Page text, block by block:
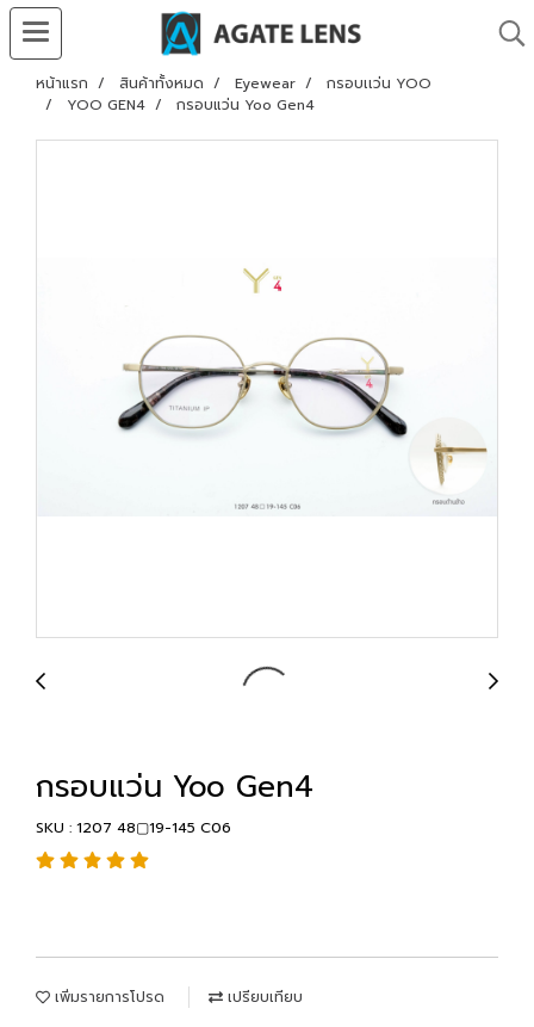
หน้าแรก สินค้าทั้งหมด Eyewear
กรอบเเว่น YOO
YOO GEN4
กรอบแว่น Yoo Gen4
กรอบแว่น Yoo Gen4
SKU : 1207 48▢19-145 C06
เพิ่มรายการโปรด เปรียบเทียบ